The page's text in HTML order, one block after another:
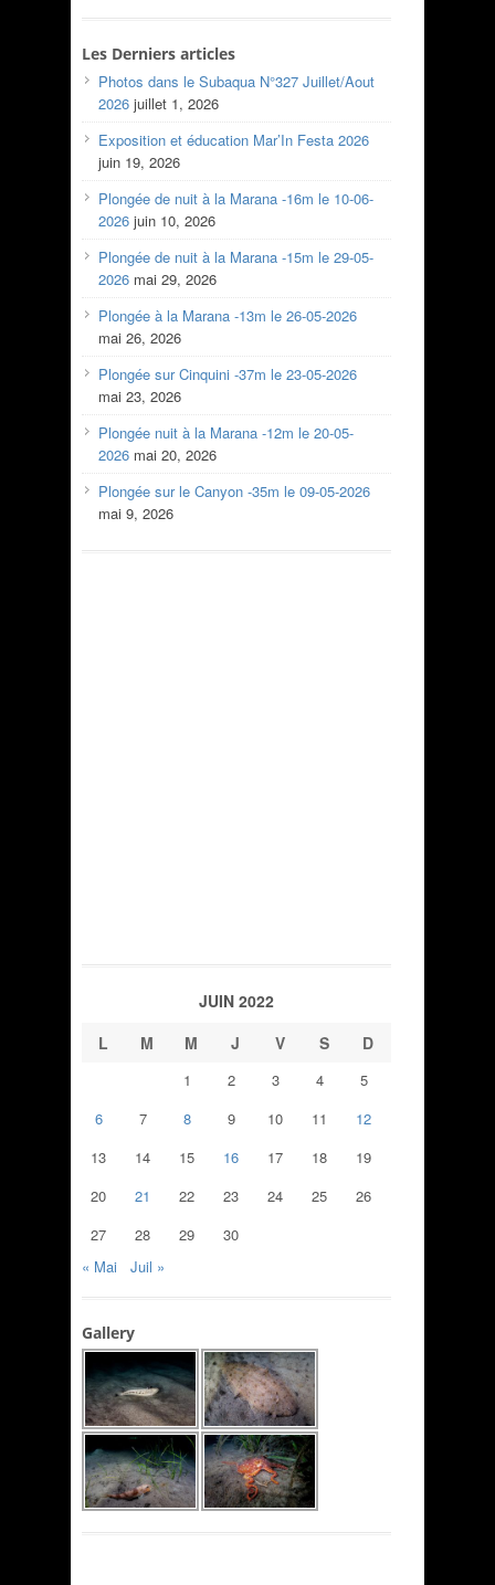
Les Derniers articles
Photos dans le Subaqua N°327 Juillet/Aout
2026 juillet 1, 2026
Exposition et éducation Mar’In Festa 2026
juin 19, 2026
Plongée de nuit à la Marana -16m le 10-06-
2026 juin 10, 2026
Plongée de nuit à la Marana -15m le 29-05-
2026 mai 29, 2026
Plongée à la Marana -13m le 26-05-2026
mai 26, 2026
Plongée sur Cinquini -37m le 23-05-2026
mai 23, 2026
Plongée nuit à la Marana -12m le 20-05-
2026 mai 20, 2026
Plongée sur le Canyon -35m le 09-05-2026
mai 9, 2026
JUIN 2022
L
M M J V S D
1 2 3 4
5
6
7 8 9 10 11
12
13
14 15 16 17 18
19
20
21 22 23 24 25
26
27
28 29
30
« Mai
Juil »
Gallery